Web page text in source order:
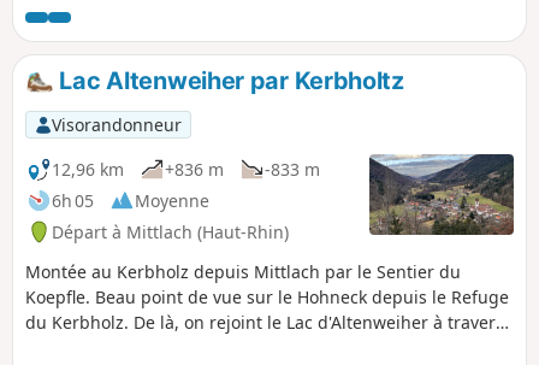
en partie par la piste cyclable du Piémont. Ce circuit est
réservé aux VTT, avec ou sans assistance électrique.
Lac Altenweiher par Kerbholtz
Visorandonneur
12,96 km
+836 m
-833 m
6h 05
Moyenne
Départ à Mittlach (Haut-Rhin)
Montée au Kerbholz depuis Mittlach par le Sentier du
Koepfle. Beau point de vue sur le Hohneck depuis le Refuge
du Kerbholz. De là, on rejoint le Lac d'Altenweiher à travers